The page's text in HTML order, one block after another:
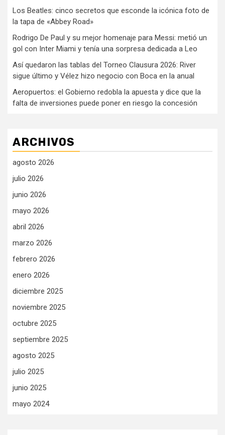
Los Beatles: cinco secretos que esconde la icónica foto de
la tapa de «Abbey Road»
Rodrigo De Paul y su mejor homenaje para Messi: metió un
gol con Inter Miami y tenía una sorpresa dedicada a Leo
Así quedaron las tablas del Torneo Clausura 2026: River
sigue último y Vélez hizo negocio con Boca en la anual
Aeropuertos: el Gobierno redobla la apuesta y dice que la
falta de inversiones puede poner en riesgo la concesión
ARCHIVOS
agosto 2026
julio 2026
junio 2026
mayo 2026
abril 2026
marzo 2026
febrero 2026
enero 2026
diciembre 2025
noviembre 2025
octubre 2025
septiembre 2025
agosto 2025
julio 2025
junio 2025
mayo 2024